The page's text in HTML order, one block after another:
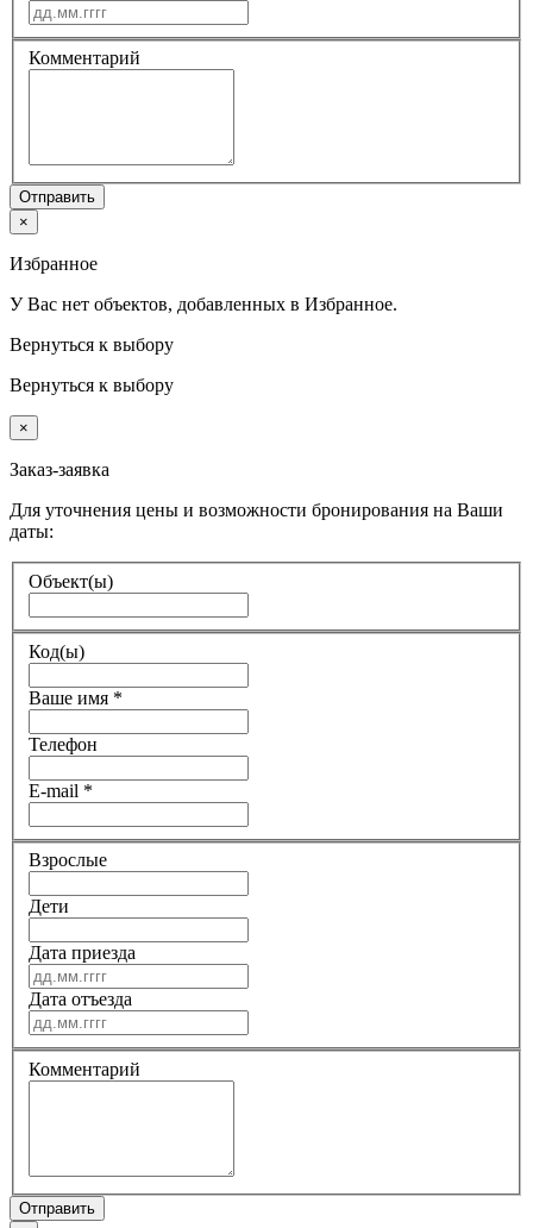
Комментарий
Отправить
×
Избранное
У Вас нет объектов, добавленных в Избранное.
Вернуться к выбору
Вернуться к выбору
×
Заказ-заявка
Для уточнения цены и возможности бронирования на Ваши
даты:
Объект(ы)
Код(ы)
Ваше имя *
Телефон
E-mail *
Взрослые
Дети
Дата приезда
Дата отъезда
Комментарий
Отправить